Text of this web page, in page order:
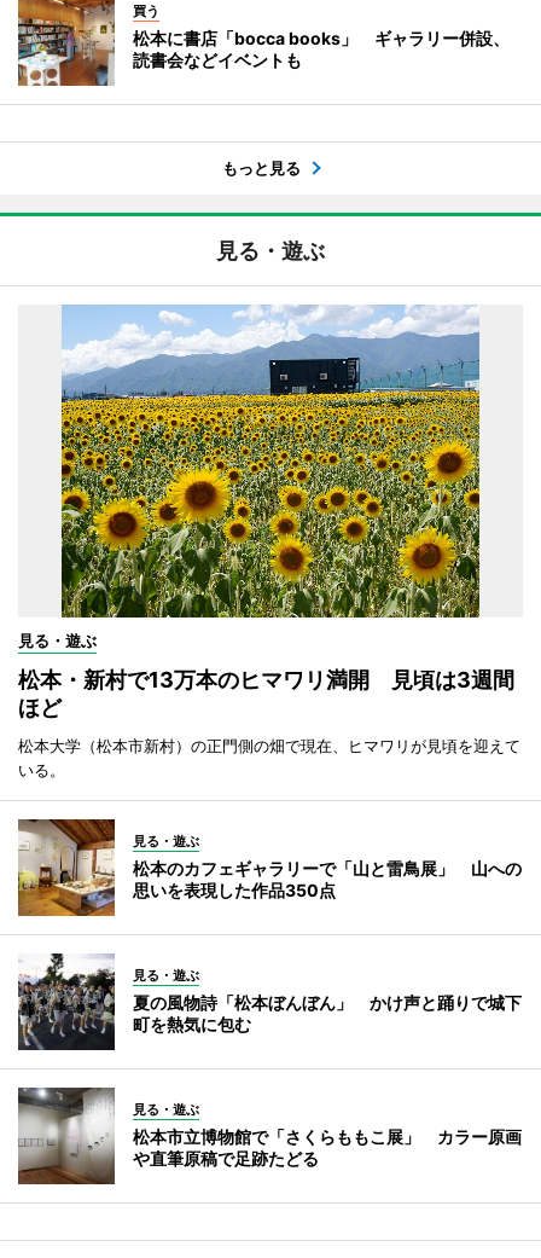
買う
松本に書店「bocca books」 ギャラリー併設、
読書会などイベントも
もっと見る
見る・遊ぶ
見る・遊ぶ
松本・新村で13万本のヒマワリ満開 見頃は3週間
ほど
松本大学（松本市新村）の正門側の畑で現在、ヒマワリが見頃を迎えて
いる。
見る・遊ぶ
松本のカフェギャラリーで「山と雷鳥展」 山への
思いを表現した作品350点
見る・遊ぶ
夏の風物詩「松本ぼんぼん」 かけ声と踊りで城下
町を熱気に包む
見る・遊ぶ
松本市立博物館で「さくらももこ展」 カラー原画
や直筆原稿で足跡たどる